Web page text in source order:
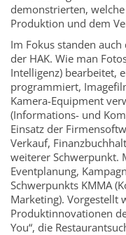
demonstrierten,
Produktion und dem
Im Fokus standen
der HAK. Wie man
Intelligenz) bearbeitet,
programmiert,
Kamera-Equipment
(Informations- und
Einsatz der
Verkauf,
weiterer Schwerpunkt.
Eventplanung,
Schwerpunkts KMMA
Marketing). Vorgestellt
Produktinnovationen
You“, die